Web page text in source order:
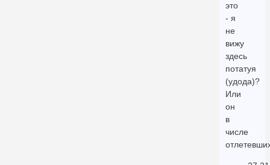
это
- я
не
вижу
здесь
потатуя
(удода)?
Или
он
в
числе